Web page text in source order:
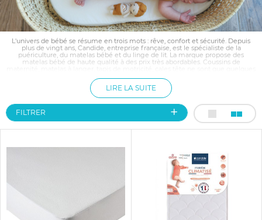
L'univers de bébé se résume en trois mots : rêve, confort et sécurité. Depuis
plus de vingt ans, Candide, entreprise française, est le spécialiste de la
puériculture, du matelas bébé et du linge de lit. La marque propose des
matelas bébé de haute qualité à des prix très abordables. Coussins de
jeunes enfants. Un bébé épanoui fait une maman heureuse. Candide est là
pour cela.
LIRE LA SUITE
FILTRER